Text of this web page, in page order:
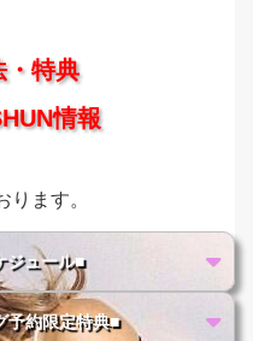
・特典
情報
ります。
ジュール■
予約限定特典■